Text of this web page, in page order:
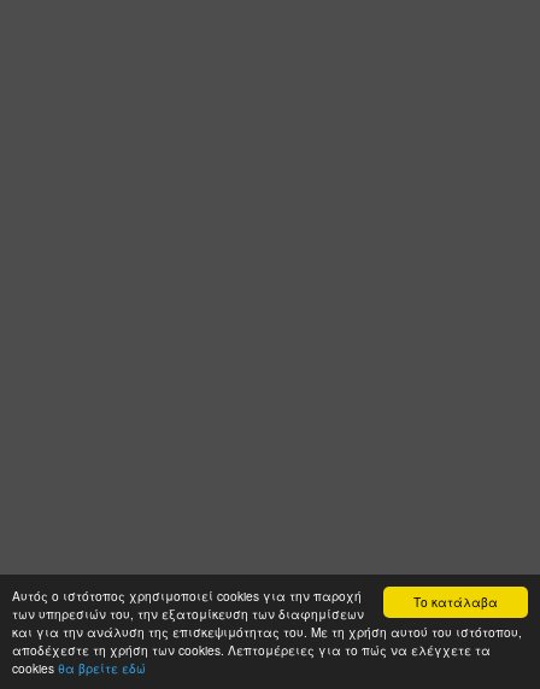
Το κατάλαβα
Αυτός ο ιστότοπος χρησιμοποιεί cookies για την παροχή
των υπηρεσιών του, την εξατομίκευση των διαφημίσεων
και για την ανάλυση της επισκεψιμότητας του. Με τη χρήση αυτού του ιστότοπου,
αποδέχεστε τη χρήση των cookies. Λεπτομέρειες για το πώς να ελέγχετε τα
cookies θα βρείτε εδώ